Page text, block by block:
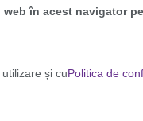
în acest navigator
și cuPolitica de